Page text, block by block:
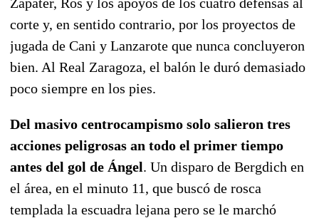
corte y, en sentido contrario, por los proyectos de
jugada de Cani y Lanzarote que nunca concluyeron
bien. Al Real Zaragoza, el balón le duró demasiado
poco siempre en los pies.
Del masivo centrocampismo solo salieron tres
acciones peligrosas an todo el primer tiempo
antes del gol de Ángel. Un disparo de Bergdich en
el área, en el minuto 11, que buscó de rosca
templada la escuadra lejana pero se le marchó